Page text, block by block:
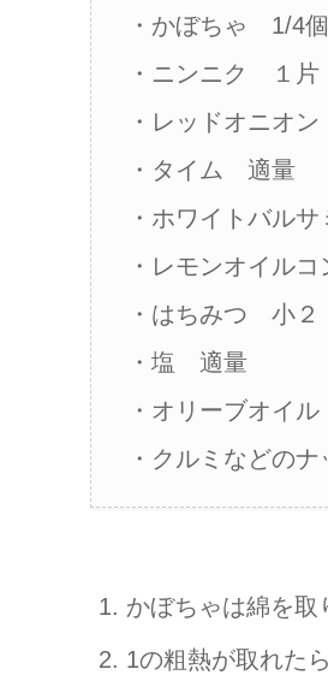
・かぼちゃ 1/4個
・ニンニク １片
・レッドオニオ
・タイム 適量
・ホワイトバル
・レモンオイル
・はちみつ 小２
・塩 適量
・オリーブオイ
・クルミなどの
かぼちゃは綿を取
1の粗熱が取れた